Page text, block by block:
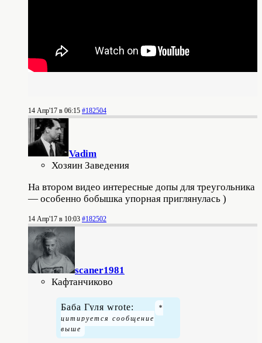
14 Апр'17 в 06:15 #182504
Vadim
Хозяин Заведения
На втором видео интересные допы для треугольника
— особенно бобышка упорная приглянулась )
14 Апр'17 в 10:03 #182502
scaner1981
Кафтанчиково
Баба Гуля wrote: